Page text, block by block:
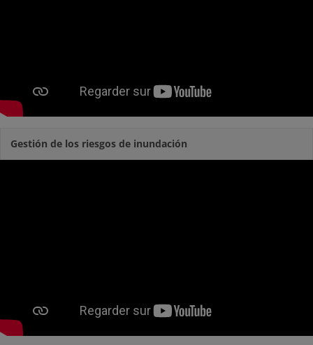
Gestión de los riesgos de inundación